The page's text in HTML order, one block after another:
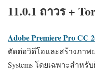
11.0.1 ถาวร +
Adobe Premiere Pro CC
ตัดต่อวิดีโอและสร้างภา
Systems โดยเฉพาะสำห